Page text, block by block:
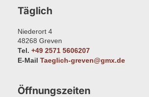
Täglich
Niederort 4
48268 Greven
Tel. +49 2571 5606207
E-Mail Taeglich-greven@gmx.de
Öffnungszeiten